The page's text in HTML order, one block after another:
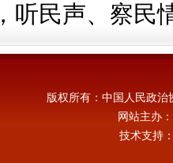
听民声、察民
版权所有：中国人民政
网站主办
技术支持